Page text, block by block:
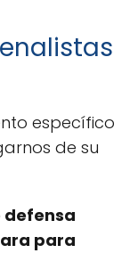
específico
de su
defensa
para